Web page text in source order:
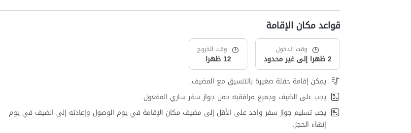
قواعد مكان الإقامة
وقت الدخول
2 ظهرا إلى غير محدود
وقت الخروج
12 ظهرا
يمكن إقامة حفلة صغيرة بالتنسيق مع المضيف.
يجب على الضيف وجميع مرافقيه حمل جواز سفر ساري المفعول.
يجب تسليم جواز سفر واحد على الأقل إلى مضيف مكان الإقامة في يوم الوصول وإعادته إلى الضيف في يوم
إنهاء الحجز.